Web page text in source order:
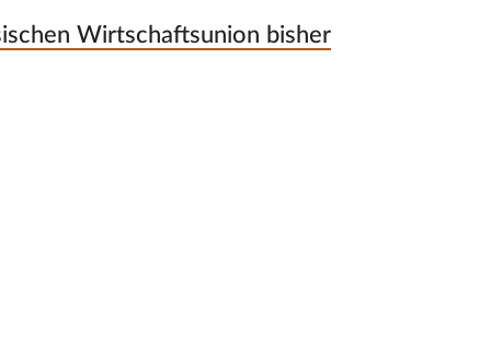
Wirtschaftsunion bisher